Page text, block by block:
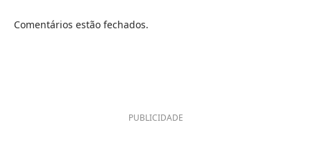
Comentários estão fechados.
PUBLICIDADE